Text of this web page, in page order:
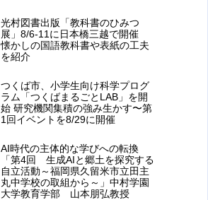
光村図書出版「教科書のひみつ
展」8/6-11に日本橋三越で開催
懐かしの国語教科書や表紙の工夫
を紹介
つくば市、小学生向け科学プログ
ラム「つくばまるごとLAB」を開
始 研究機関集積の強み生かす〜第
1回イベントを8/29に開催
AI時代の主体的な学びへの転換
「第4回 生成AIと郷土を探究する
自立活動～福岡県久留米市立田主
丸中学校の取組から～」中村学園
大学教育学部 山本朋弘教授